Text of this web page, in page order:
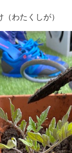
わたくしが）